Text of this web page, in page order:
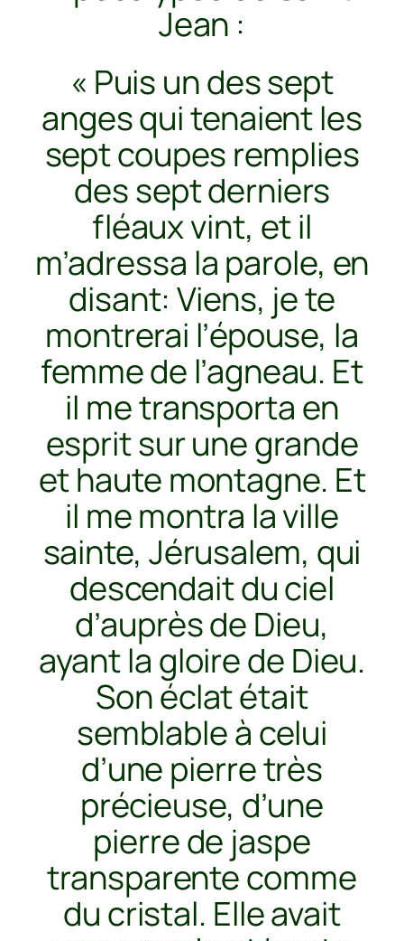
Jean :
« Puis un des sept
anges qui tenaient les
sept coupes remplies
des sept derniers
fléaux vint, et il
m’adressa la parole, en
disant: Viens, je te
montrerai l’épouse, la
femme de l’agneau. Et
il me transporta en
esprit sur une grande
et haute montagne. Et
il me montra la ville
sainte, Jérusalem, qui
descendait du ciel
d’auprès de Dieu,
ayant la gloire de Dieu.
Son éclat était
semblable à celui
d’une pierre très
précieuse, d’une
pierre de jaspe
transparente comme
du cristal. Elle avait